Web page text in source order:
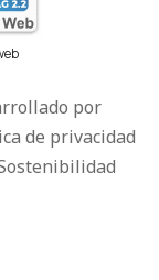
por
de privacidad